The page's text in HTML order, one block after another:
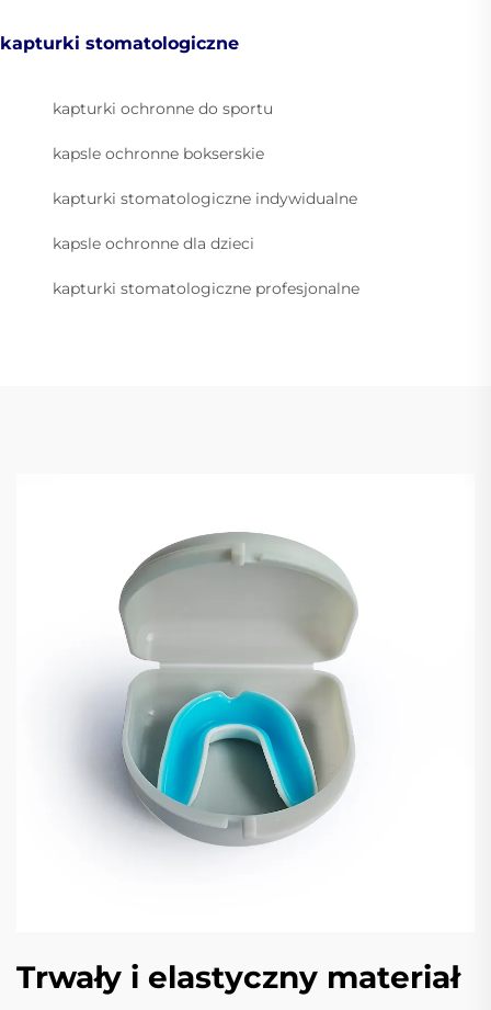
kapturki stomatologiczne
kapturki ochronne do sportu
kapsle ochronne bokserskie
kapturki stomatologiczne indywidualne
kapsle ochronne dla dzieci
kapturki stomatologiczne profesjonalne
Trwały i elastyczny materiał